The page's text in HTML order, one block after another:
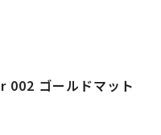
002 ゴールドマット